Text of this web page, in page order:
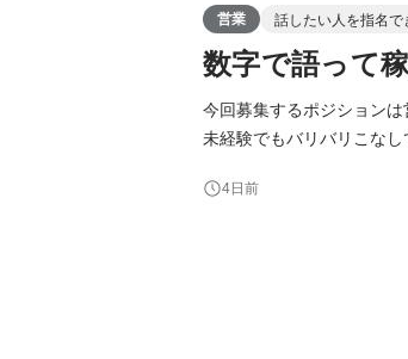
営業 話したい人を指名で
数字で語って
今回募集するポジション
未経験でもバリバリこな
がいは120％ 【条件】 ・
4日前